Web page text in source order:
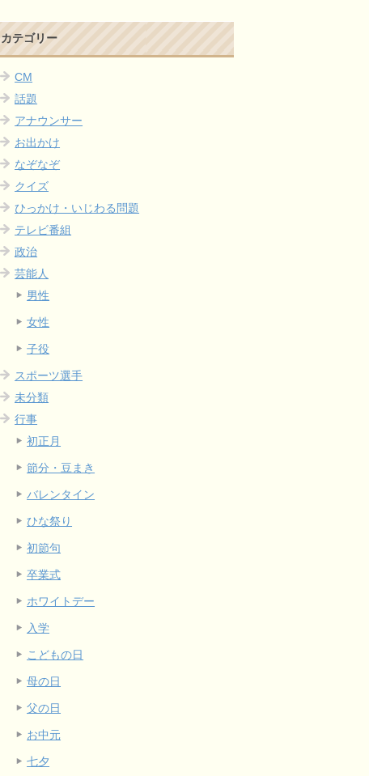
カテゴリー
CM
話題
アナウンサー
お出かけ
なぞなぞ
クイズ
ひっかけ・いじわる問題
テレビ番組
政治
芸能人
男性
女性
子役
スポーツ選手
未分類
行事
初正月
節分・豆まき
バレンタイン
ひな祭り
初節句
卒業式
ホワイトデー
入学
こどもの日
母の日
父の日
お中元
七夕